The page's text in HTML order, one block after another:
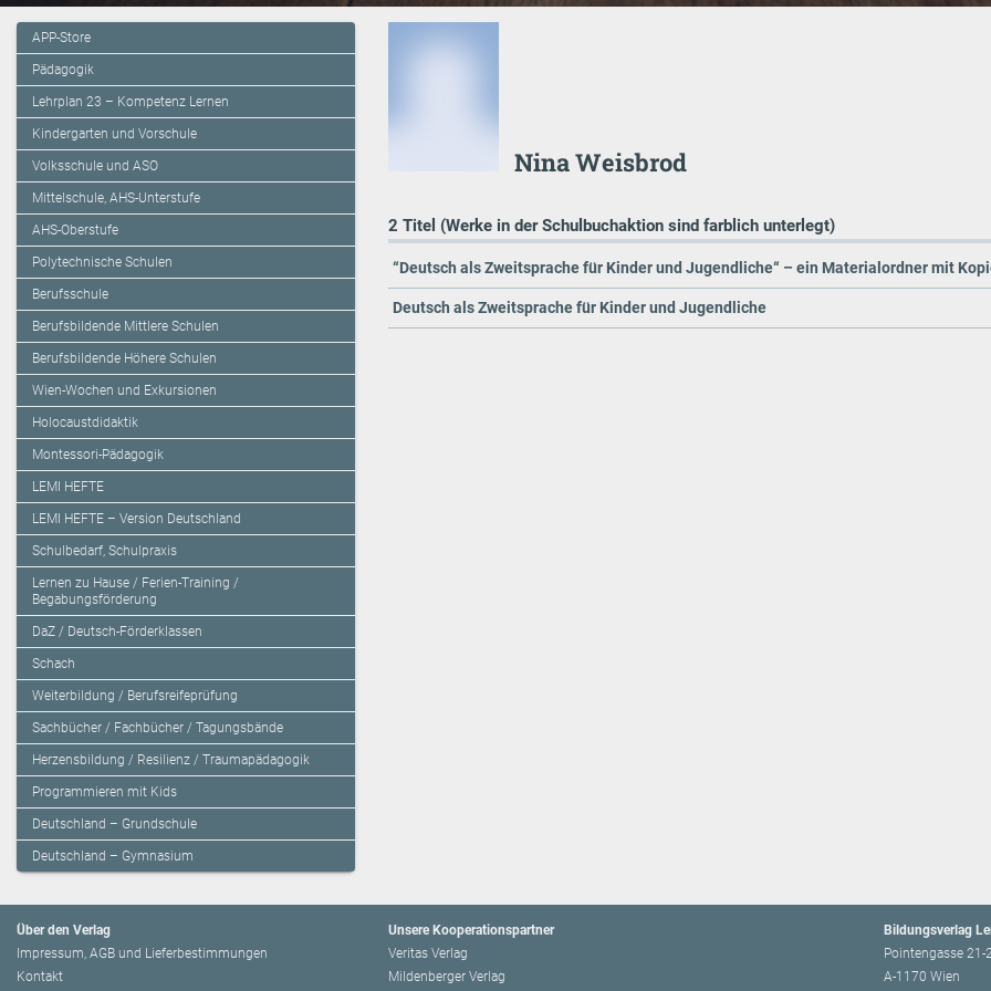
APP-Store
Pädagogik
Lehrplan 23 – Kompetenz Lernen
Kindergarten und Vorschule
Volksschule und ASO
Mittelschule, AHS-Unterstufe
AHS-Oberstufe
Polytechnische Schulen
Berufsschule
Berufsbildende Mittlere Schulen
Berufsbildende Höhere Schulen
Wien-Wochen und Exkursionen
Holocaustdidaktik
Montessori-Pädagogik
LEMI HEFTE
LEMI HEFTE – Version Deutschland
Schulbedarf, Schulpraxis
Lernen zu Hause / Ferien-Training /
Begabungsförderung
DaZ / Deutsch-Förderklassen
Schach
Weiterbildung / Berufsreifeprüfung
Sachbücher / Fachbücher / Tagungsbände
Herzensbildung / Resilienz / Traumapädagogik
Programmieren mit Kids
Deutschland – Grundschule
Deutschland – Gymnasium
Nina Weisbrod
2 Titel (Werke in der Schulbuchaktion sind farblich unterlegt)
“Deutsch als Zweitsprache für Kinder und Jugendliche“ – ein Materialordner mit
Deutsch als Zweitsprache für Kinder und Jugendliche
Über den Verlag
Impressum, AGB und Lieferbestimmungen
Kontakt
Unsere Kooperationspartner
Veritas Verlag
Mildenberger Verlag
Bildungsverlag
Pointengasse 21-
A-1170 Wien